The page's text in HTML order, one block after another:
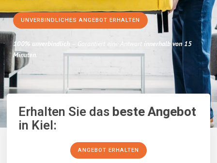
UNVERBINDLICHES ANGEBOT ERHALTEN
100% unverbindlich – Garantiert eine Antwort innerhalb von 15
Minuten.
Erhalten Sie dasbeste Angebot
in Kiel:
ANGEBOT ERHALTEN